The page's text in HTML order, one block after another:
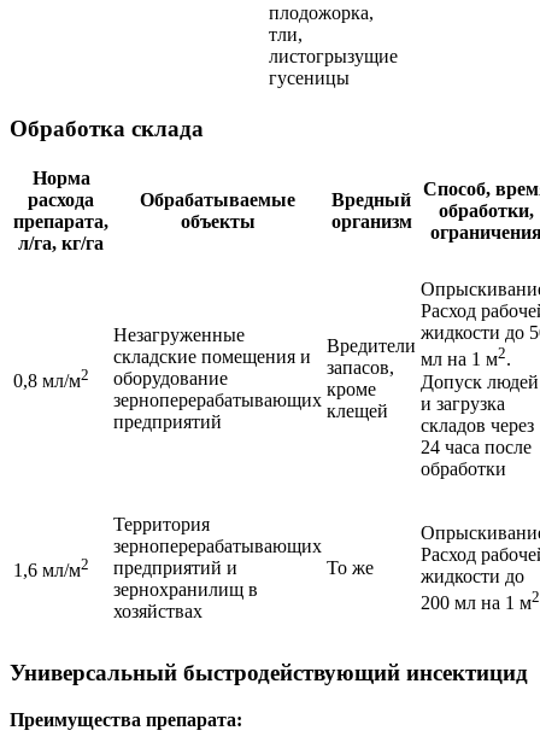
плодожорка,
тли,
листогрызущие
гусеницы
Обработка склада
Норма
расхода
препарата,
л/га, кг/га
Обрабатываемые
объекты
Вредный
организм
Способ,
обработки,
0,8 мл/м2
Незагруженные
складские помещения и
оборудование
зерноперерабатывающих
предприятий
Вредители
запасов,
кроме
клещей
Расход
жидкости до
мл на 1 м2.
Допуск людей
и загрузка
складов через
24 часа после
обработки
1,6 мл/м2
Территория
зерноперерабатывающих
предприятий и
зернохранилищ в
хозяйствах
То же
Расход
жидкости до
200 мл на 1 м2
Универсальный быстродействующий инсектицид
Преимущества препарата: